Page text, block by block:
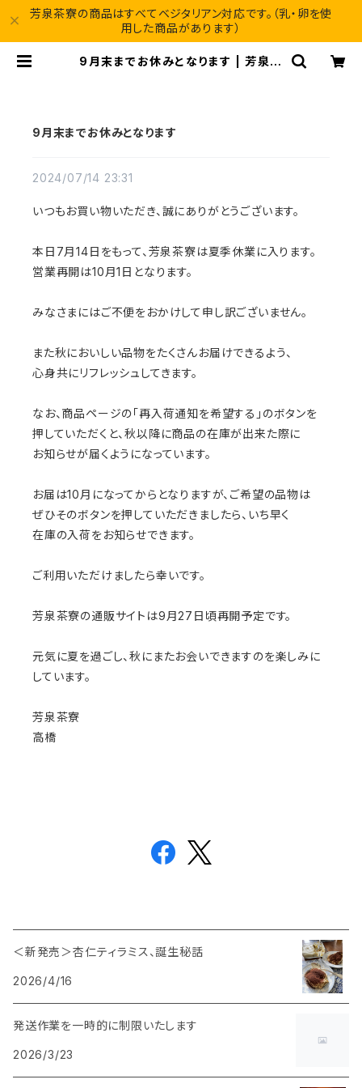
芳泉茶寮の商品はすべてベジタリアン対応です。（乳・卵を使
用した商品があります）
9月末までお休みとなります | 芳泉茶
9月末までお休みとなります
2024/07/14 23:31
いつもお買い物いただき、誠にありがとうございます。
本日7月14日をもって、芳泉茶寮は夏季休業に入ります。
営業再開は10月1日となります。
みなさまにはご不便をおかけして申し訳ございません。
また秋においしい品物をたくさんお届けできるよう、
心身共にリフレッシュしてきます。
なお、商品ページの「再入荷通知を希望する」のボタンを
押していただくと、秋以降に商品の在庫が出来た際に
お知らせが届くようになっています。
お届は10月になってからとなりますが、ご希望の品物は
ぜひそのボタンを押していただきましたら、いち早く
在庫の入荷をお知らせできます。
ご利用いただけましたら幸いです。
芳泉茶寮の通販サイトは9月27日頃再開予定です。
元気に夏を過ごし、秋にまたお会いできますのを楽しみに
しています。
芳泉茶寮
高橋
＜新発売＞杏仁ティラミス、誕生秘話
2026/4/16
発送作業を一時的に制限いたします
2026/3/23